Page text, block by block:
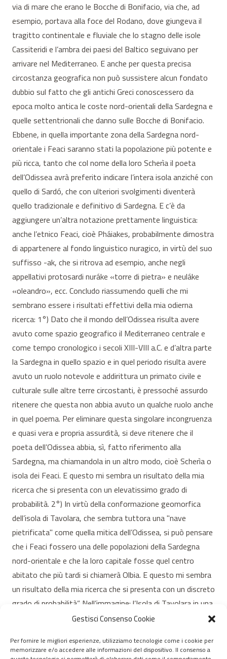
Gestisci Consenso Cookie
Per fornire le migliori esperienze, utilizziamo tecnologie come i cookie per
memorizzare e/o accedere alle informazioni del dispositivo. Il consenso a
via di mare che erano le Bocche di Bonifacio, via che, ad
esempio, portava alla foce del Rodano, dove giungeva il
tragitto continentale e fluviale che lo stagno delle isole
Cassiteridi e l’ambra dei paesi del Baltico seguivano per
arrivare nel Mediterraneo. E anche per questa precisa
circostanza geografica non può sussistere alcun fondato
dubbio sul fatto che gli antichi Greci conoscessero da
epoca molto antica le coste nord-orientali della Sardegna e
quelle settentrionali che danno sulle Bocche di Bonifacio.
Ebbene, in quella importante zona della Sardegna nord-
orientale i Feaci saranno stati la popolazione più potente e
più ricca, tanto che col nome della loro Scherìa il poeta
dell’Odissea avrà preferito indicare l’intera isola anziché con
quello di Sardó, che con ulteriori svolgimenti diventerà
quello tradizionale e definitivo di Sardegna. E c’è da
aggiungere un’altra notazione prettamente linguistica:
anche l’etnico Feaci, cioè Pháiakes, probabilmente dimostra
di appartenere al fondo linguistico nuragico, in virtù del suo
suffisso -ak, che si ritrova ad esempio, anche negli
appellativi protosardi nuráke «torre di pietra» e neuláke
«oleandro», ecc. Concludo riassumendo quelli che mi
sembrano essere i risultati effettivi della mia odierna
ricerca: 1°) Dato che il mondo dell’Odissea risulta avere
avuto come spazio geografico il Mediterraneo centrale e
come tempo cronologico i secoli XIII-VIII a.C. e d’altra parte
la Sardegna in quello spazio e in quel periodo risulta avere
avuto un ruolo notevole e addirittura un primato civile e
culturale sulle altre terre circostanti, è pressoché assurdo
ritenere che questa non abbia avuto un qualche ruolo anche
in quel poema. Per eliminare questa singolare incongruenza
e quasi vera e propria assurdità, si deve ritenere che il
poeta dell’Odissea abbia, sì, fatto riferimento alla
Sardegna, ma chiamandola in un altro modo, cioè Scherìa o
isola dei Feaci. E questo mi sembra un risultato della mia
ricerca che si presenta con un elevatissimo grado di
probabilità. 2°) In virtù della conformazione geomorfica
dell’isola di Tavolara, che sembra tuttora una "nave
pietrificata" come quella mitica dell’Odissea, si può pensare
che i Feaci fossero una delle popolazioni della Sardegna
nord-orientale e che la loro capitale fosse quel centro
abitato che più tardi si chiamerà Olbia. E questo mi sembra
un risultato della mia ricerca che si presenta con un discreto
grado di probabilità”. Nell’immagine: l’Isola di Tavolara in una
© 2020 – 2026 Nurnet – La rete dei Nuraghi – webdesign: